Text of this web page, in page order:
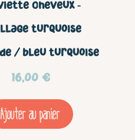
cheveux –
turquoise
/ bleu turquoise
16,00 €
Ajouter au panier